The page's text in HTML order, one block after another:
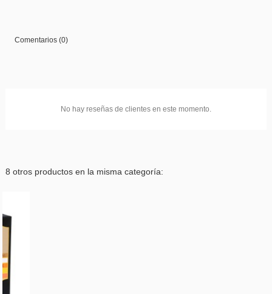
Comentarios (0)
No hay reseñas de clientes en este momento.
8 otros productos en la misma categoría: